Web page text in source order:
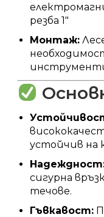
резба 1″
Монтаж:
устойчив на
сигурна
течове.
Гъвкавост: